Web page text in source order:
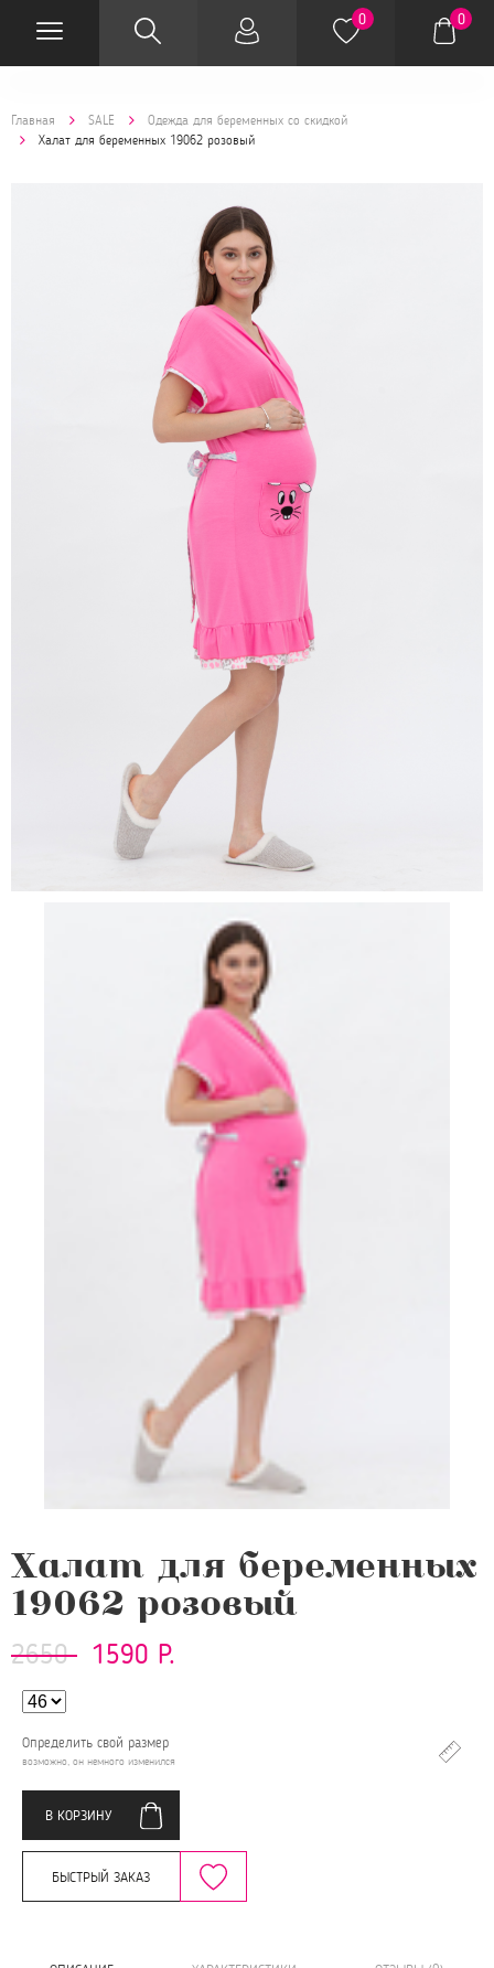
0 0
Главная SALE
Одежда для беременных со скидкой
Халат для беременных 19062 розовый
Халат для беременных
19062 розовый
2650 1590 Р.
Определить свой размер
возможно, он немного изменился
В КОРЗИНУ
БЫСТРЫЙ ЗАКАЗ